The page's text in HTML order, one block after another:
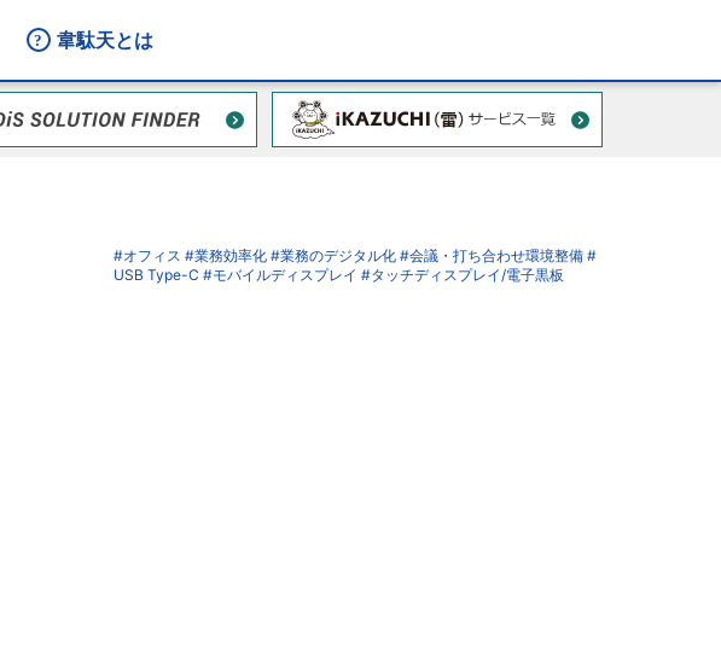
韋駄天とは
#オフィス #業務効率化 #業務のデジタル化 #会議・打ち合わせ環境整備 #
USB Type-C #モバイルディスプレイ #タッチディスプレイ/電子黒板